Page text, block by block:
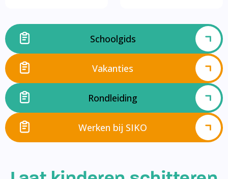
Schoolgids
Vakanties
Rondleiding
Werken bij SIKO